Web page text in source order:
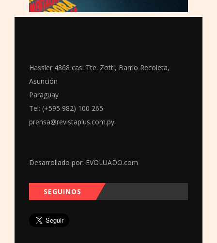
Hassler 4868 casi Tte. Zotti, Barrio Recoleta,
Asunción
Paraguay
Tel: (+595 982) 100 265
prensa@revistaplus.com.py
Desarrollado por: EVOLUADO.com
SEGUINOS